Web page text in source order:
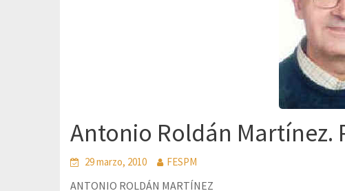
Antonio Roldán Martínez.
29 marzo, 2010 FESPM
ANTONIO ROLDÁN MARTÍNEZ